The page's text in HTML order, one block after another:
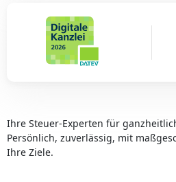
Ihre Steuer-Experten für
Persönlich, zuverlässig, mit
Ihre Ziele.